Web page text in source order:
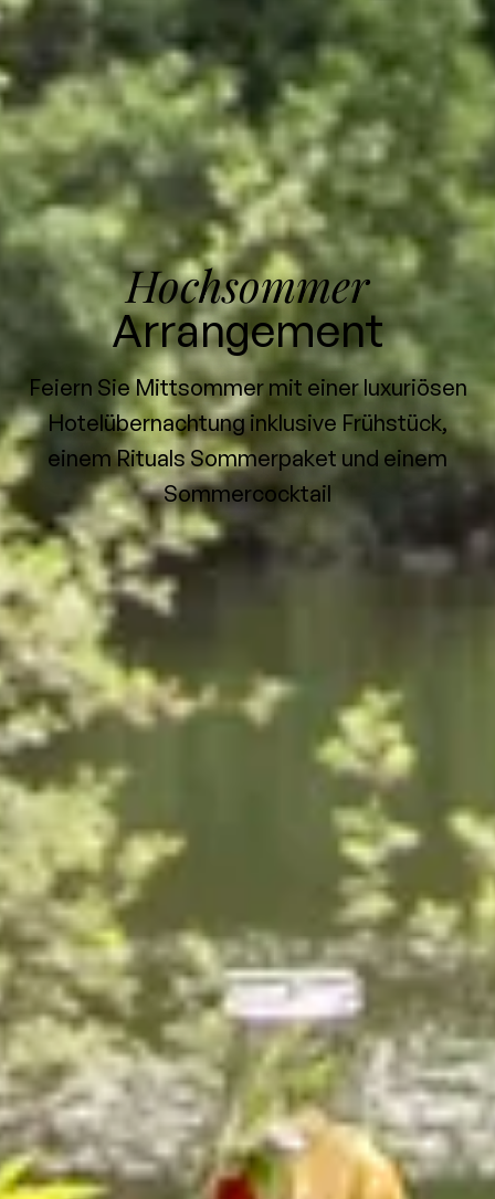
Hochsommer
Arrangement
Feiern Sie Mittsommer mit einer luxuriösen
Hotelübernachtung inklusive Frühstück,
einem Rituals Sommerpaket und einem
Sommercocktail